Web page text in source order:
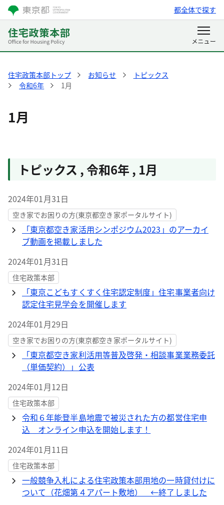
都全体で探す
住宅政策本部トップ お知らせ
トピックス
令和6年
1月
1月
トピックス ,令和6年 , 1月
2024年01月31日
空き家でお困りの方(東京都空き家ポータルサイト)
「東京都空き家活用シンポジウム2023」のアーカイ
ブ動画を掲載しました
2024年01月31日
住宅政策本部
「東京こどもすくすく住宅認定制度」住宅事業者向け
認定住宅見学会を開催します
2024年01月29日
空き家でお困りの方(東京都空き家ポータルサイト)
「東京都空き家利活用等普及啓発・相談事業業務委託
（単価契約）」公表
2024年01月12日
住宅政策本部
令和６年能登半島地震で被災された方の都営住宅申
込 オンライン申込を開始します！
2024年01月11日
住宅政策本部
一般競争入札による住宅政策本部用地の一時貸付けに
ついて（花畑第４アパート敷地） ←終了しました